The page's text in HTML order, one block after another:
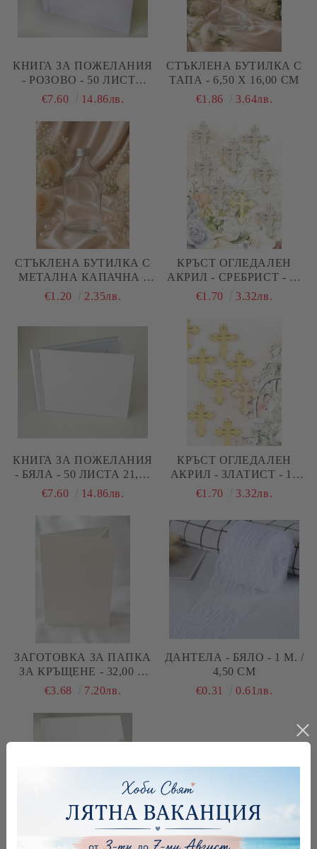
КНИГА ЗА ПОЖЕЛАНИЯ
- РОЗОВО - 50 ЛИСТА
21,00 Х 14,00 СМ
€7.60 14.86лв.
СТЪКЛЕНА БУТИЛКА С
ТАПА - 6,50 Х 16,00 СМ
€1.86
3.64лв.
СТЪКЛЕНА БУТИЛКА С
МЕТАЛНА КАПАЧНА -
7,50 Х 4,00 Х 15,00 СМ
€1.20 2.35лв.
КРЪСТ ОГЛЕДАЛЕН
АКРИЛ - СРЕБРИСТ - 10
БР.
€1.70 3.32лв.
КНИГА ЗА ПОЖЕЛАНИЯ
- БЯЛА - 50 ЛИСТА 21,00
Х 14,00 СМ
€7.60 14.86лв.
КРЪСТ ОГЛЕДАЛЕН
АКРИЛ - ЗЛАТИСТ - 10
БР.
€1.70 3.32лв.
ЗАГОТОВКА ЗА ПАПКА
ЗА КРЪЩЕНЕ - 32,00 Х
23,50 СМ - БЯЛО
€3.68 7.20лв.
ДАНТЕЛА - БЯЛО - 1 М. /
4,50 СМ
€0.31
0.61лв.